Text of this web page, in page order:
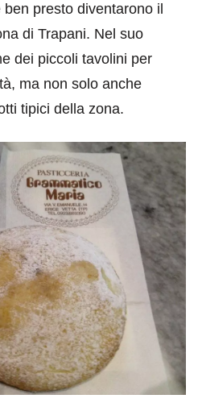
ben presto diventarono il
di Trapani. Nel suo
dei piccoli tavolini per
ma non solo anche
tipici della zona.